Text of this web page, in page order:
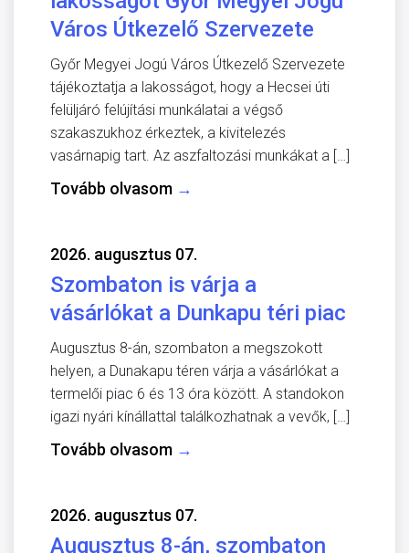
Város Útkezelő Szervezete
Győr Megyei Jogú Város Útkezelő Szervezete
tájékoztatja a lakosságot, hogy a Hecsei úti
felüljáró felújítási munkálatai a végső
szakaszukhoz érkeztek, a kivitelezés
vasárnapig tart. Az aszfaltozási munkákat a […]
Tovább olvasom →
2026. augusztus 07.
Szombaton is várja a
vásárlókat a Dunkapu téri piac
Augusztus 8-án, szombaton a megszokott
helyen, a Dunakapu téren várja a vásárlókat a
termelői piac 6 és 13 óra között. A standokon
igazi nyári kínállattal találkozhatnak a vevők, […]
Tovább olvasom →
2026. augusztus 07.
Augusztus 8-án, szombaton